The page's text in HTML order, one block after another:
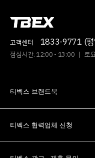
고객센터 1833-9771 (
점심시간. 12:00 - 13:00 | 토
티벡스 브랜드북
티벡스 협력업체 신청